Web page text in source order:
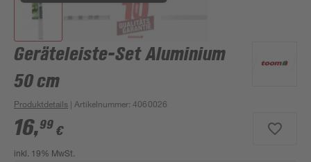
Geräteleiste-Set Aluminium
50 cm
Produktdetails | Artikelnummer:4060026
16,99 €
inkl. 19% MwSt.